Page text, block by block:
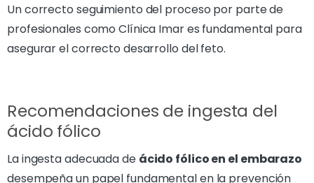
Un correcto seguimiento del proceso por parte de
profesionales como Clínica Imar es fundamental para
asegurar el correcto desarrollo del feto.
Recomendaciones de ingesta del
ácido fólico
La ingesta adecuada de ácido fólico en el embarazo
desempeña un papel fundamental en la prevención